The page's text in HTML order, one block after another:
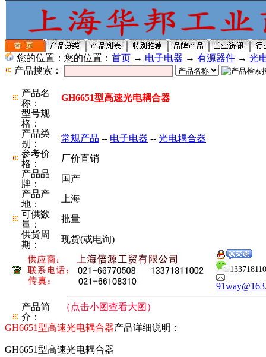
您的位置：您的位置： 首页 → 电子电器 → 有源器件 → 光
产品搜索：
产品名
称：
GH6651型高速光电耦合器
型号规
格：
产品类
别：
常规产品 -- 电子电器 -- 光电耦合器
参考价
格：
厂价直销
产品品
牌：
国产
产品产
地：
上海
可供数
量：
批量
供货周
期：
现货(或电询)
产品简
介：
（点击小图查看大图）
GH6651型高速光电耦合器产品详细说明：
GH6651型高速光电耦合器